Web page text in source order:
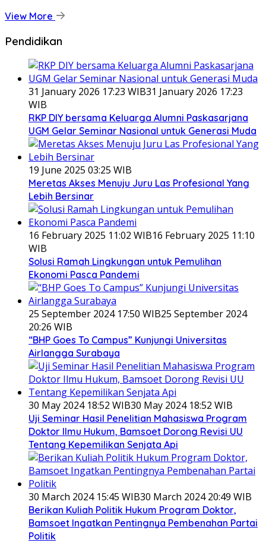
View More
Pendidikan
31 January 2026 17:23 WIB31 January 2026 17:23
WIB
RKP DIY bersama Keluarga Alumni Paskasarjana
UGM Gelar Seminar Nasional untuk Generasi Muda
19 June 2025 03:25 WIB
Meretas Akses Menuju Juru Las Profesional Yang
Lebih Bersinar
16 February 2025 11:02 WIB16 February 2025 11:10
WIB
Solusi Ramah Lingkungan untuk Pemulihan
Ekonomi Pasca Pandemi
25 September 2024 17:50 WIB25 September 2024
20:26 WIB
“BHP Goes To Campus” Kunjungi Universitas
Airlangga Surabaya
30 May 2024 18:52 WIB30 May 2024 18:52 WIB
Uji Seminar Hasil Penelitian Mahasiswa Program
Doktor Ilmu Hukum, Bamsoet Dorong Revisi UU
Tentang Kepemilikan Senjata Api
30 March 2024 15:45 WIB30 March 2024 20:49 WIB
Berikan Kuliah Politik Hukum Program Doktor,
Bamsoet Ingatkan Pentingnya Pembenahan Partai
Politik